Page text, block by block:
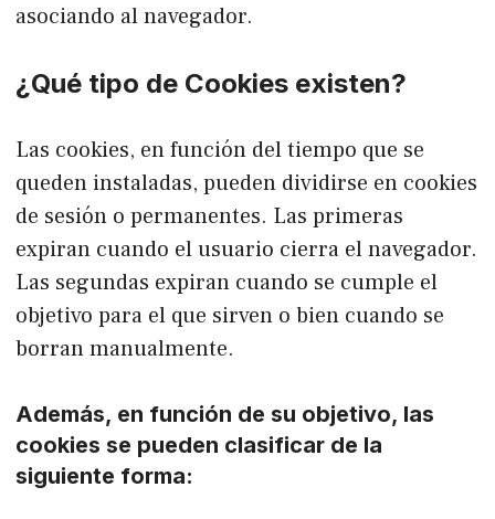
asociando al navegador.
¿Qué tipo de Cookies existen?
Las cookies, en función del tiempo que se
queden instaladas, pueden dividirse en cookies
de sesión o permanentes. Las primeras
expiran cuando el usuario cierra el navegador.
Las segundas expiran cuando se cumple el
objetivo para el que sirven o bien cuando se
borran manualmente.
Además, en función de su objetivo, las
cookies se pueden clasificar de la
siguiente forma: